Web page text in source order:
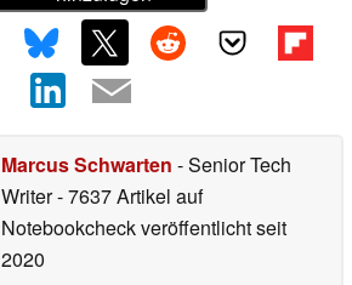
Marcus Schwarten - Senior Tech
Writer- 7637 Artikel auf
Notebookcheck veröffentlichtseit
2020